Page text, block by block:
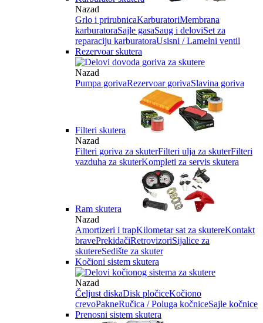
Nazad
Grlo i prirubnicaKarburatoriMembrana
karburatoraSajle gasaSaug i deloviSet za
reparaciju karburatoraUsisni / Lamelni ventil
Rezervoar skutera
Nazad
Pumpa gorivaRezervoar gorivaSlavina goriva
Filteri skutera
Nazad
Filteri goriva za skuterFilteri ulja za skuterFilteri
vazduha za skuterKompleti za servis skutera
Ram skutera
Nazad
Amortizeri i trapKilometar sat za skutereKontakt
bravePrekidačiRetrovizoriSijalice za
skutereSedište za skuter
Kočioni sistem skutera
Nazad
Čeljust diskaDisk pločiceKočiono
crevoPakneRučica / Poluga kočniceSajle kočnice
Prenosni sistem skutera